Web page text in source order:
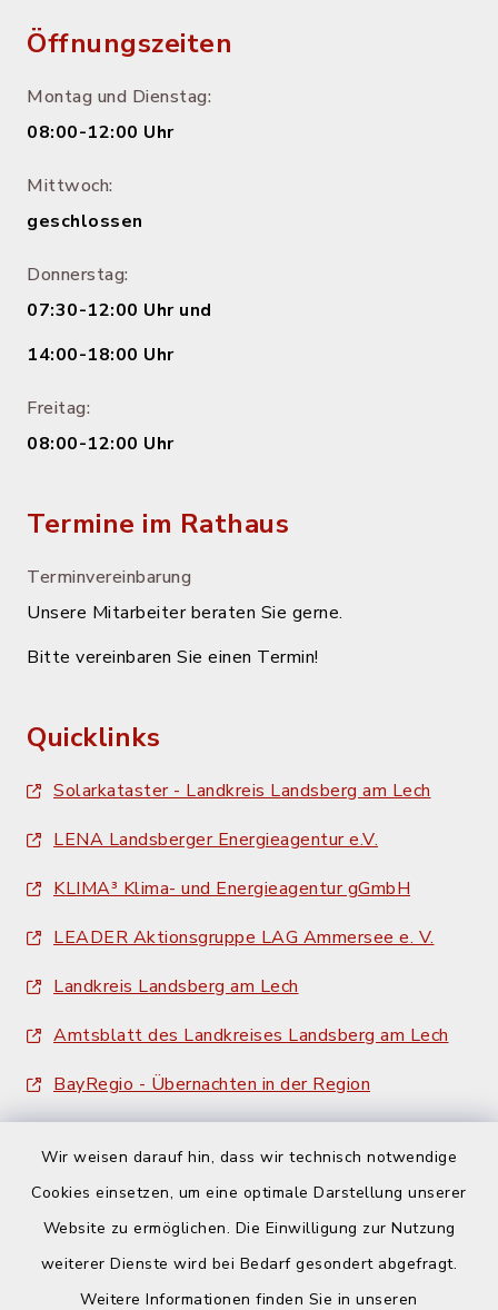
Wir weisen darauf hin, dass wir technisch notwendige
Cookies einsetzen, um eine optimale Darstellung unserer
Website zu ermöglichen. Die Einwilligung zur Nutzung
weiterer Dienste wird bei Bedarf gesondert abgefragt.
Weitere Informationen finden Sie in unseren
Öffnungszeiten
Montag und Dienstag:
08:00-12:00 Uhr
Mittwoch:
geschlossen
Donnerstag:
07:30-12:00 Uhr und
14:00-18:00 Uhr
Freitag:
08:00-12:00 Uhr
Termine im Rathaus
Terminvereinbarung
Unsere Mitarbeiter beraten Sie gerne.
Bitte vereinbaren Sie einen Termin!
Quicklinks
Solarkataster - Landkreis Landsberg am Lech
LENA Landsberger Energieagentur e.V.
KLIMA³ Klima- und Energieagentur gGmbH
LEADER Aktionsgruppe LAG Ammersee e. V.
Landkreis Landsberg am Lech
Amtsblatt des Landkreises Landsberg am Lech
BayRegio - Übernachten in der Region